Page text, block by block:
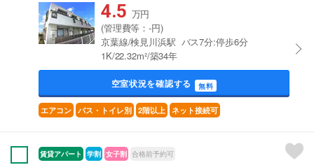
4.5 万円
(管理費等：-円)
京葉線/検見川浜駅 バス7分:停歩6分
1K/22.32m²/築34年
空室状況を確認する 無料
エアコン バス・トイレ別 2階以上 ネット接続可
賃貸アパート 学割 女子割 合格前予約可